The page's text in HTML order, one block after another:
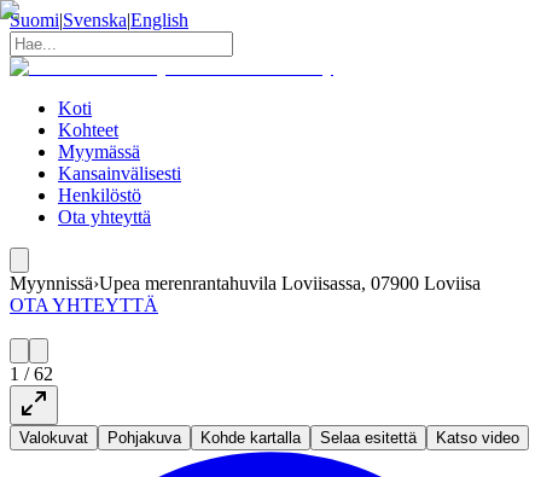
Suomi|Svenska|English
Koti
Kohteet
Myymässä
Kansainvälisesti
Henkilöstö
Ota yhteyttä
Myynnissä›Upea merenrantahuvila Loviisassa, 07900 Loviisa
OTA YHTEYTTÄ
1 /62
Valokuvat Pohjakuva Kohde kartalla Selaa esitettä Katso video